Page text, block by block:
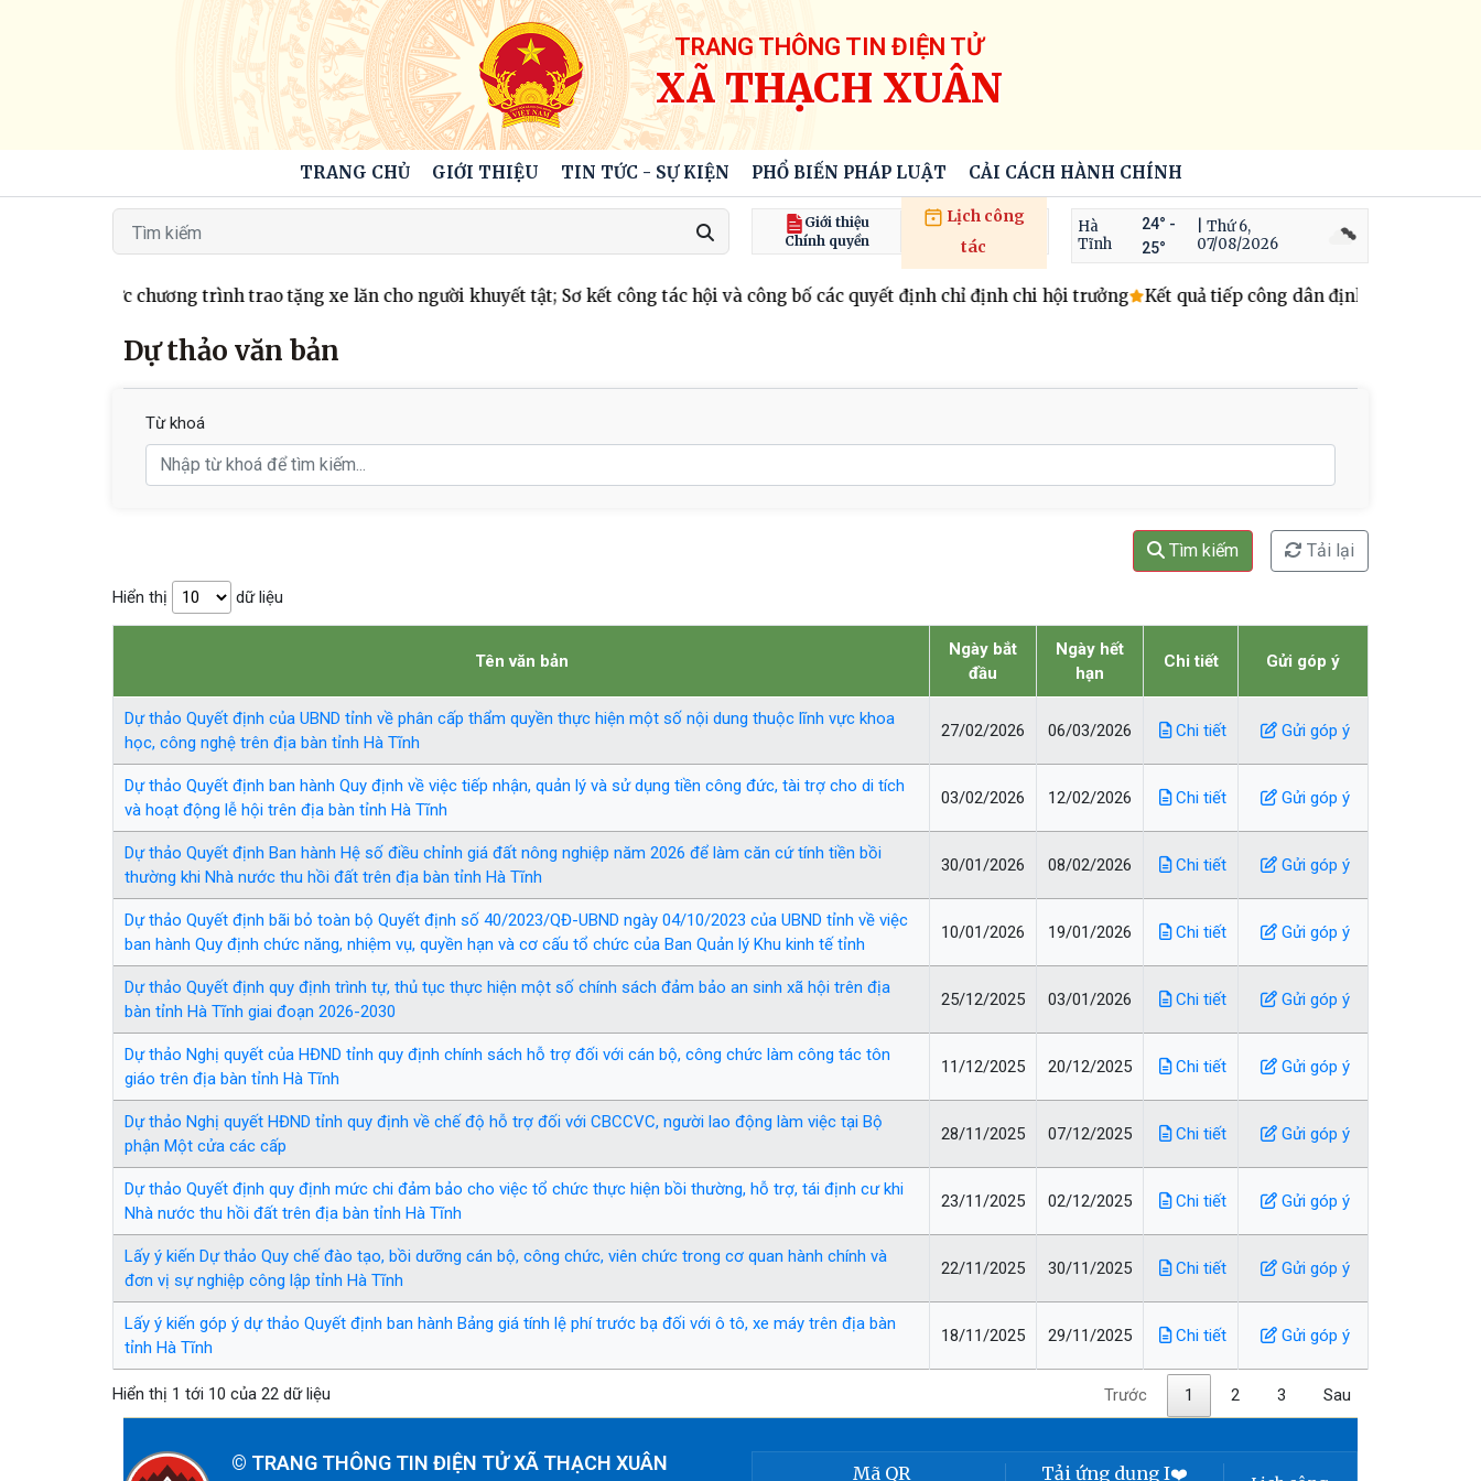
TRANG THÔNG TIN ĐIỆN TỬ
XÃ THẠCH XUÂN
TRANG CHỦ GIỚI THIỆU TIN TỨC - SỰ KIỆN PHỔ BIẾN PHÁP LUẬT CẢI CÁCH HÀNH CHÍNH
Giới thiệu
Chính quyền
Lịch công
tác
Hà
Tĩnh
24° -
25°
| Thứ 6,
07/08/2026
dã tổ chức chương trình trao tặng xe lăn cho người khuyết tật; Sơ kết công tác hội và công bố các quyết định chỉ định chi hội trưởng Kết quả tiếp công dân định kỳ ngày 05/8/
Dự thảo văn bản
Từ khoá
Tìm kiếm Tải lại
Hiển thị dữ liệu
Tên văn bản
Ngày bắt
đầu
Ngày hết
hạn
Chi tiết Gửi góp ý
Dự thảo Quyết định của UBND tỉnh về phân cấp thẩm quyền thực hiện một số nội dung thuộc lĩnh vực khoa
học, công nghệ trên địa bàn tỉnh Hà Tĩnh
27/02/2026 06/03/2026 Chi tiết Gửi góp ý
Dự thảo Quyết định ban hành Quy định về việc tiếp nhận, quản lý và sử dụng tiền công đức, tài trợ cho di tích
và hoạt động lễ hội trên địa bàn tỉnh Hà Tĩnh
03/02/2026 12/02/2026 Chi tiết Gửi góp ý
Dự thảo Quyết định Ban hành Hệ số điều chỉnh giá đất nông nghiệp năm 2026 để làm căn cứ tính tiền bồi
thường khi Nhà nước thu hồi đất trên địa bàn tỉnh Hà Tĩnh
30/01/2026 08/02/2026 Chi tiết Gửi góp ý
Dự thảo Quyết định bãi bỏ toàn bộ Quyết định số 40/2023/QĐ-UBND ngày 04/10/2023 của UBND tỉnh về việc
ban hành Quy định chức năng, nhiệm vụ, quyền hạn và cơ cấu tổ chức của Ban Quản lý Khu kinh tế tỉnh
10/01/2026 19/01/2026 Chi tiết Gửi góp ý
Dự thảo Quyết định quy định trình tự, thủ tục thực hiện một số chính sách đảm bảo an sinh xã hội trên địa
bàn tỉnh Hà Tĩnh giai đoạn 2026-2030
25/12/2025 03/01/2026 Chi tiết Gửi góp ý
Dự thảo Nghị quyết của HĐND tỉnh quy định chính sách hỗ trợ đối với cán bộ, công chức làm công tác tôn
giáo trên địa bàn tỉnh Hà Tĩnh
11/12/2025 20/12/2025 Chi tiết Gửi góp ý
Dự thảo Nghị quyết HĐND tỉnh quy định về chế độ hỗ trợ đối với CBCCVC, người lao động làm việc tại Bộ
phận Một cửa các cấp
28/11/2025 07/12/2025 Chi tiết Gửi góp ý
Dự thảo Quyết định quy định mức chi đảm bảo cho việc tổ chức thực hiện bồi thường, hỗ trợ, tái định cư khi
Nhà nước thu hồi đất trên địa bàn tỉnh Hà Tĩnh
23/11/2025 02/12/2025 Chi tiết Gửi góp ý
Lấy ý kiến Dự thảo Quy chế đào tạo, bồi dưỡng cán bộ, công chức, viên chức trong cơ quan hành chính và
đơn vị sự nghiệp công lập tỉnh Hà Tĩnh
22/11/2025 30/11/2025 Chi tiết Gửi góp ý
Lấy ý kiến góp ý dự thảo Quyết định ban hành Bảng giá tính lệ phí trước bạ đối với ô tô, xe máy trên địa bàn
tỉnh Hà Tĩnh
18/11/2025 29/11/2025 Chi tiết Gửi góp ý
Hiển thị 1 tới 10 của 22 dữ liệu Trước 1 2 3 Sau
© TRANG THÔNG TIN ĐIỆN TỬ XÃ THẠCH XUÂN Mã QR Tải ứng dụng I❤️